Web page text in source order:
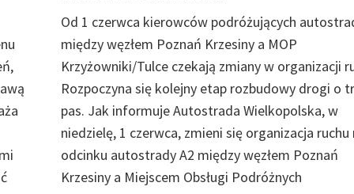
Od 1 czerwca kierowców podróżujących
między węzłem Poznań Krzesiny a MOP
Krzyżowniki/Tulce czekają zmiany w organizacji
Rozpoczyna się kolejny etap rozbudowy drogi o
pas. Jak informuje Autostrada Wielkopolska, w
niedzielę, 1 czerwca, zmieni się organizacja ruchu
odcinku autostrady A2 między węzłem Poznań
Krzesiny a Miejscem Obsługi Podróżnych